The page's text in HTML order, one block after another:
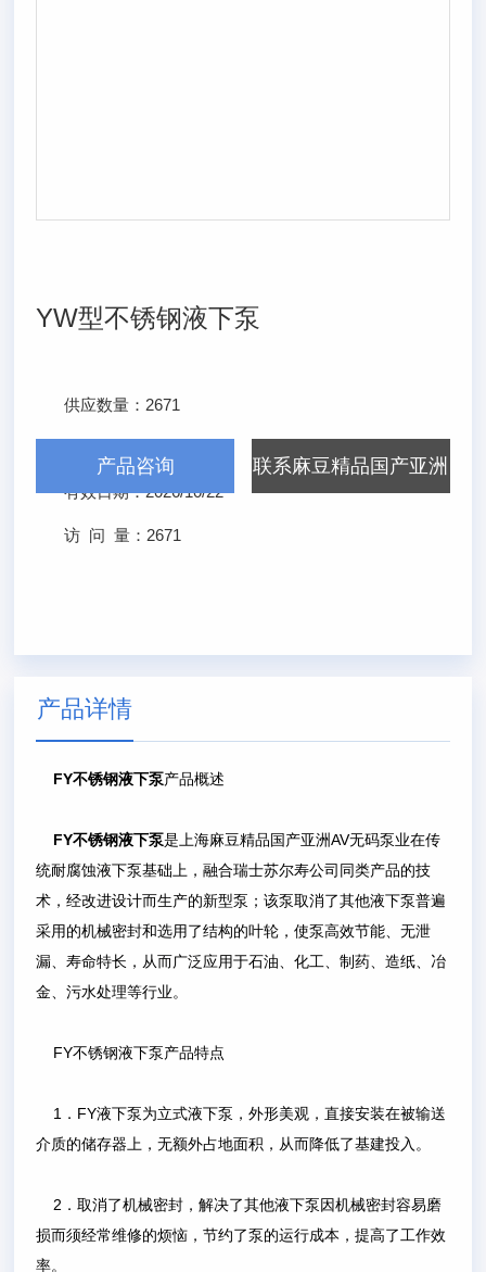
YW型不锈钢液下泵
供应数量： 2671
有效日期：2026/10/22
访 问 量： 2671
产品咨询 联系麻豆精品国产亚洲
产品详情
FY不锈钢液下泵产品概述
FY不锈钢液下泵是上海麻豆精品国产亚洲AV无码泵业在传
统耐腐蚀液下泵基础上，融合瑞士苏尔寿公司同类产品的技
术，经改进设计而生产的新型泵；该泵取消了其他液下泵普遍
采用的机械密封和选用了结构的叶轮，使泵高效节能、无泄
漏、寿命特长，从而广泛应用于石油、化工、制药、造纸、冶
金、污水处理等行业。
FY不锈钢液下泵产品特点
1．FY液下泵为立式液下泵，外形美观，直接安装在被输送
介质的储存器上，无额外占地面积，从而降低了基建投入。
2．取消了机械密封，解决了其他液下泵因机械密封容易磨
损而须经常维修的烦恼，节约了泵的运行成本，提高了工作效
率。